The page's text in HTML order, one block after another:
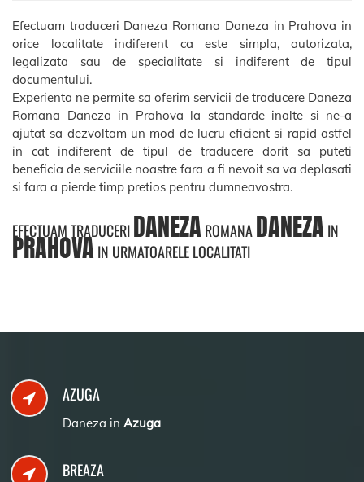
Efectuam traduceri Daneza Romana Daneza in Prahova in
orice localitate indiferent ca este simpla, autorizata,
legalizata sau de specialitate si indiferent de tipul
documentului.
Experienta ne permite sa oferim servicii de traducere Daneza
Romana Daneza in Prahova la standarde inalte si ne-a
ajutat sa dezvoltam un mod de lucru eficient si rapid astfel
in cat indiferent de tipul de traducere dorit sa puteti
beneficia de serviciile noastre fara a fi nevoit sa va deplasati
si fara a pierde timp pretios pentru dumneavostra.
EFECTUAM TRADUCERIDANEZA ROMANADANEZA IN
PRAHOVAIN URMATOARELE LOCALITATI
AZUGA
Daneza in Azuga
BREAZA